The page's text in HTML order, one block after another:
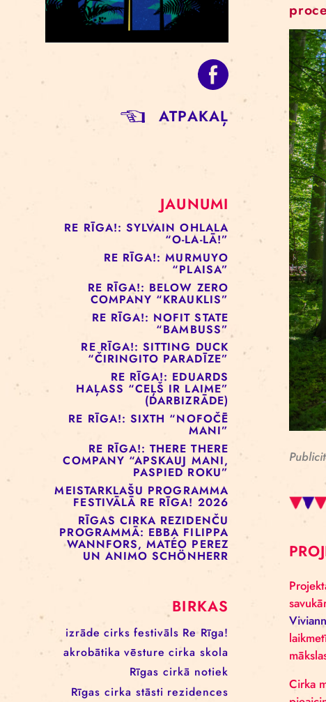
JAUNUMI
RE RĪGA!: SYLVAIN OHLALA
“O-LA-LĀ!”
RE RĪGA!: MURMUYO
“PLAISA”
RE RĪGA!: BELOW ZERO
COMPANY “KRAUKLIS”
RE RĪGA!: NOFIT STATE
“BAMBUSS”
RE RĪGA!: SITTING DUCK
“ČIRINGITO PARADĪZE”
RE RĪGA!: EDUARDS
HAĻASS “CEĻŠ IR LAIME”
(DARBIZRĀDE)
RE RĪGA!: SIXTH “NOFOČĒ
MANI”
RE RĪGA!: THERE THERE
COMPANY “APSKAUJ MANI,
MEISTARKLAŠU PROGRAMMA
FESTIVĀLĀ RE RĪGA! 2026
RĪGAS CIRKA REZIDENČU
PROGRAMMĀ: EBBA FILIPPA
WANNFORS, MATÉO PEREZ
UN ANIMO SCHÖNHERR